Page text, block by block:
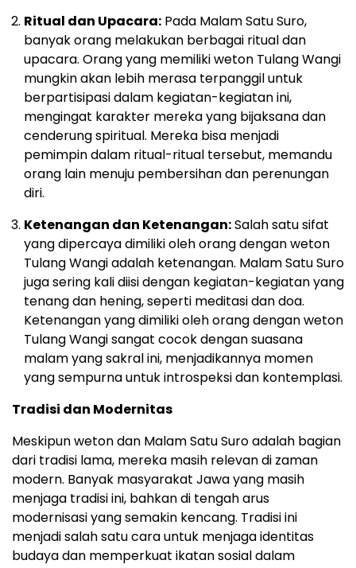
Ritual dan Upacara: Pada Malam Satu Suro,
banyak orang melakukan berbagai ritual dan
upacara. Orang yang memiliki weton Tulang Wangi
mungkin akan lebih merasa terpanggil untuk
berpartisipasi dalam kegiatan-kegiatan ini,
mengingat karakter mereka yang bijaksana dan
cenderung spiritual. Mereka bisa menjadi
pemimpin dalam ritual-ritual tersebut, memandu
orang lain menuju pembersihan dan perenungan
diri.
Ketenangan dan Ketenangan:Salah satu sifat
yang dipercaya dimiliki oleh orang dengan weton
Tulang Wangi adalah ketenangan. Malam Satu Suro
juga sering kali diisi dengan kegiatan-kegiatan yang
tenang dan hening, seperti meditasi dan doa.
Ketenangan yang dimiliki oleh orang dengan weton
Tulang Wangi sangat cocok dengan suasana
malam yang sakral ini, menjadikannya momen
yang sempurna untuk introspeksi dan kontemplasi.
Tradisi dan Modernitas
Meskipun weton dan Malam Satu Suro adalah bagian
dari tradisi lama, mereka masih relevan di zaman
modern. Banyak masyarakat Jawa yang masih
menjaga tradisi ini, bahkan di tengah arus
modernisasi yang semakin kencang. Tradisi ini
menjadi salah satu cara untuk menjaga identitas
budaya dan memperkuat ikatan sosial dalam